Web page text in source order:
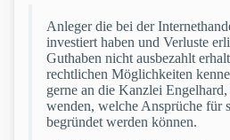
Anleger die bei der
investiert haben und Verluste
Guthaben nicht ausbezahlt
rechtlichen Möglichkeiten
gerne an die Kanzlei
wenden, welche Ansprüche für
begründet werden können.